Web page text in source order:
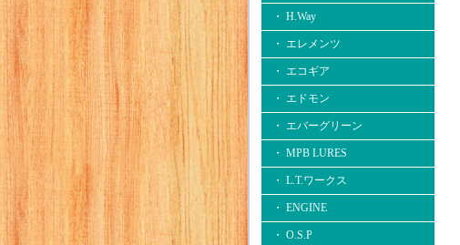
・ H.Way
・ エレメンツ
・ エコギア
・ エドモン
・ エバーグリーン
・ MPB LURES
・ L.T.ワークス
・ ENGINE
・ O.S.P